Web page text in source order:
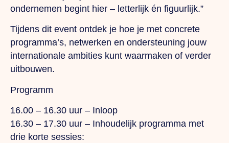
ondernemen begint hier – letterlijk én figuurlijk.”
Tijdens dit event ontdek je hoe je met concrete
programma’s, netwerken en ondersteuning jouw
internationale ambities kunt waarmaken of verder
uitbouwen.
Programm
16.00 – 16.30 uur – Inloop
16.30 – 17.30 uur – Inhoudelijk programma met
drie korte sessies: